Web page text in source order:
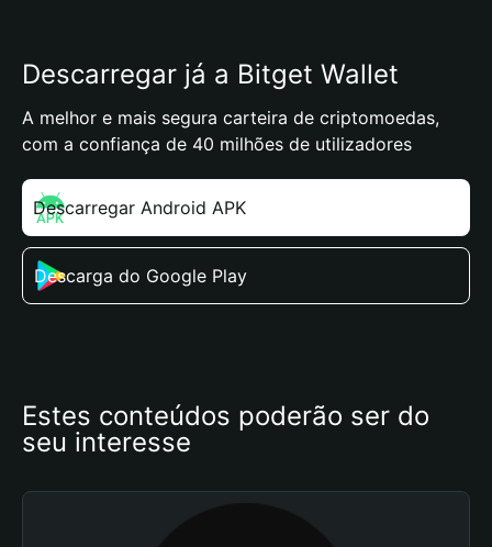
Descarregar já a Bitget Wallet
A melhor e mais segura carteira de criptomoedas,
com a confiança de 40 milhões de utilizadores
Descarregar Android APK
Descarga do Google Play
Estes conteúdos poderão ser do
seu interesse